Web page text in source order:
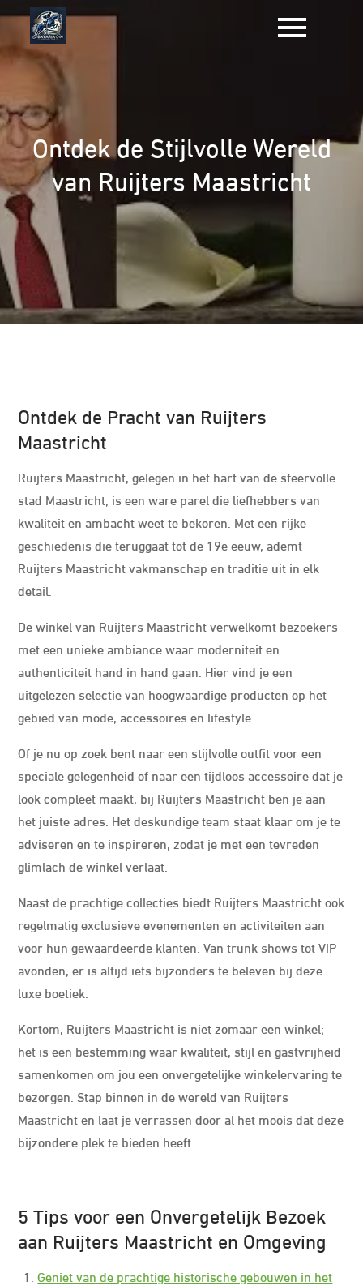
inhoud
Ontdek de Stijlvolle Wereld
van Ruijters Maastricht
Ontdek de Pracht van Ruijters
Maastricht
Ruijters Maastricht, gelegen in het hart van de sfeervolle
stad Maastricht, is een ware parel die liefhebbers van
kwaliteit en ambacht weet te bekoren. Met een rijke
geschiedenis die teruggaat tot de 19e eeuw, ademt
Ruijters Maastricht vakmanschap en traditie uit in elk
detail.
De winkel van Ruijters Maastricht verwelkomt bezoekers
met een unieke ambiance waar moderniteit en
authenticiteit hand in hand gaan. Hier vind je een
uitgelezen selectie van hoogwaardige producten op het
gebied van mode, accessoires en lifestyle.
Of je nu op zoek bent naar een stijlvolle outfit voor een
speciale gelegenheid of naar een tijdloos accessoire dat je
look compleet maakt, bij Ruijters Maastricht ben je aan
het juiste adres. Het deskundige team staat klaar om je te
adviseren en te inspireren, zodat je met een tevreden
glimlach de winkel verlaat.
Naast de prachtige collecties biedt Ruijters Maastricht ook
regelmatig exclusieve evenementen en activiteiten aan
voor hun gewaardeerde klanten. Van trunk shows tot VIP-
avonden, er is altijd iets bijzonders te beleven bij deze
luxe boetiek.
Kortom, Ruijters Maastricht is niet zomaar een winkel;
het is een bestemming waar kwaliteit, stijl en gastvrijheid
samenkomen om jou een onvergetelijke winkelervaring te
bezorgen. Stap binnen in de wereld van Ruijters
Maastricht en laat je verrassen door al het moois dat deze
bijzondere plek te bieden heeft.
5 Tips voor een Onvergetelijk Bezoek
aan Ruijters Maastricht en Omgeving
Geniet van de prachtige historische gebouwen in het